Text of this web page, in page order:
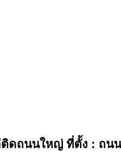
ดถนนใหญ่ ที่ตั้ง : ถน